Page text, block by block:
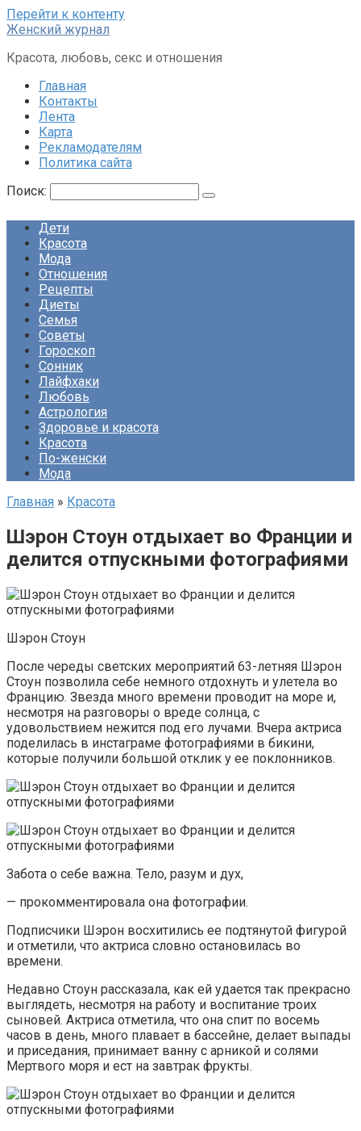
Перейти к контенту
Женский журнал
Красота, любовь, секс и отношения
Главная
Контакты
Лента
Карта
Рекламодателям
Политика сайта
Поиск:
Дети
Красота
Мода
Отношения
Рецепты
Диеты
Семья
Советы
Гороскоп
Сонник
Лайфхаки
Любовь
Астрология
Здоровье и красота
Красота
По-женски
Мода
Главная » Красота
Шэрон Стоун отдыхает во Франции и
делится отпускными фотографиями
Шэрон Стоун
После череды светских мероприятий 63-летняя Шэрон
Стоун позволила себе немного отдохнуть и улетела во
Францию. Звезда много времени проводит на море и,
несмотря на разговоры о вреде солнца, с
удовольствием нежится под его лучами. Вчера актриса
поделилась в инстаграме фотографиями в бикини,
которые получили большой отклик у ее поклонников.
Забота о себе важна. Тело, разум и дух,
— прокомментировала она фотографии.
Подписчики Шэрон восхитились ее подтянутой фигурой
и отметили, что актриса словно остановилась во
времени.
Недавно Стоун рассказала, как ей удается так прекрасно
выглядеть, несмотря на работу и воспитание троих
сыновей. Актриса отметила, что она спит по восемь
часов в день, много плавает в бассейне, делает выпады
и приседания, принимает ванну с арникой и солями
Мертвого моря и ест на завтрак фрукты.